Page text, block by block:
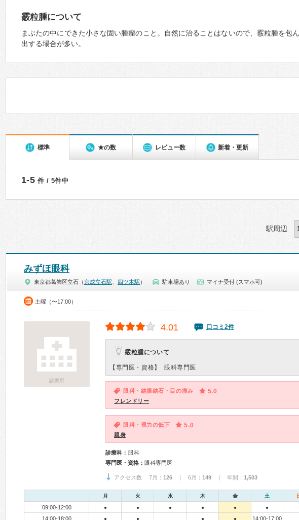
霰粒腫について
まぶたの中にできた小さな固い腫瘤のこと。自然に治ることはないので、霰粒腫を包
出する場合が多い。
標準 ★の数 レビュー数 新着・更新
1-5 件 / 5件中
駅周辺
みずほ眼科
東京都葛飾区立石（京成立石駅 四ツ木駅 ） 駐車場あり マイナ受付 (スマホ可)
土曜（〜17:00）
診療所
4.01 口コミ2件
霰粒腫について
【専門医・資格】 眼科専門医
眼科・結膜結石・目の痛み 5.0
フレンドリー
眼科・視力の低下 5.0
親身
診療科： 眼科
専門医・資格： 眼科専門医
アクセス数 7月： 126 | 6月： 149 | 年間： 1,503
月 火 水 木 金 土
09:00-12:00 ● ● ● ● ● ●
14:00-18:00 ● ● ● ● 14:00-17:00